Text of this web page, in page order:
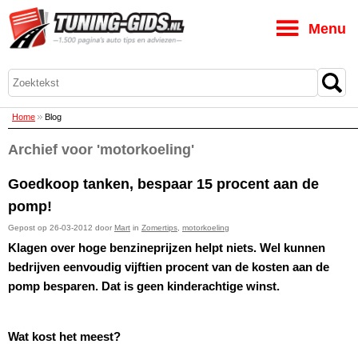
Home Blog
Archief voor 'motorkoeling'
Goedkoop tanken, bespaar 15 procent aan de
pomp!
Gepost op 26-03-2012 door Mart in Zomertips motorkoeling
Klagen over hoge benzineprijzen helpt niets. Wel kunnen
bedrijven eenvoudig vijftien procent van de kosten aan de
pomp besparen. Dat is geen kinderachtige winst.
Wat kost het meest?